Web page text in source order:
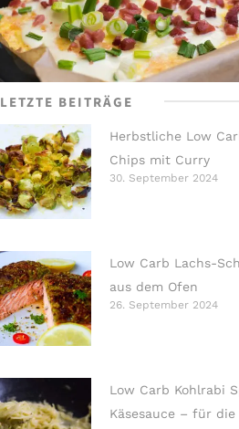
LETZTE BEITRÄGE
Herbstliche Low
Chips mit Curry
30. September 2024
Low Carb Lachs-
aus dem Ofen
26. September 2024
Low Carb Kohlrabi
Käsesauce – für die